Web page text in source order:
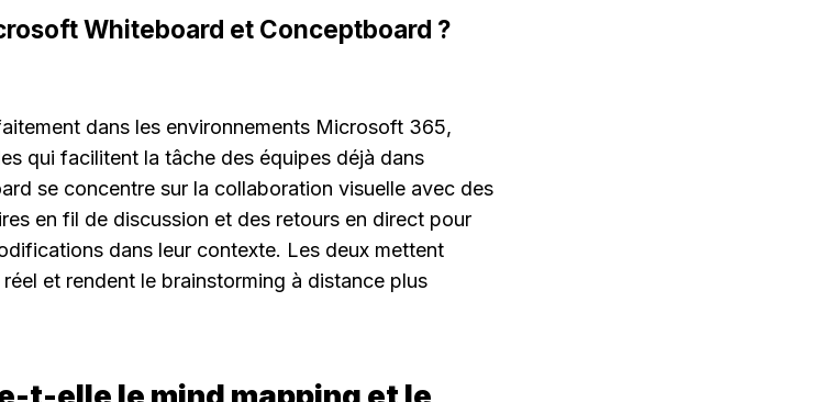
Whiteboard et Conceptboard ?
dans les environnements Microsoft 365,
qui facilitent la tâche des équipes déjà dans
se concentre sur la collaboration visuelle avec des
en fil de discussion et des retours en direct pour
dans leur contexte. Les deux mettent
et rendent le brainstorming à distance plus